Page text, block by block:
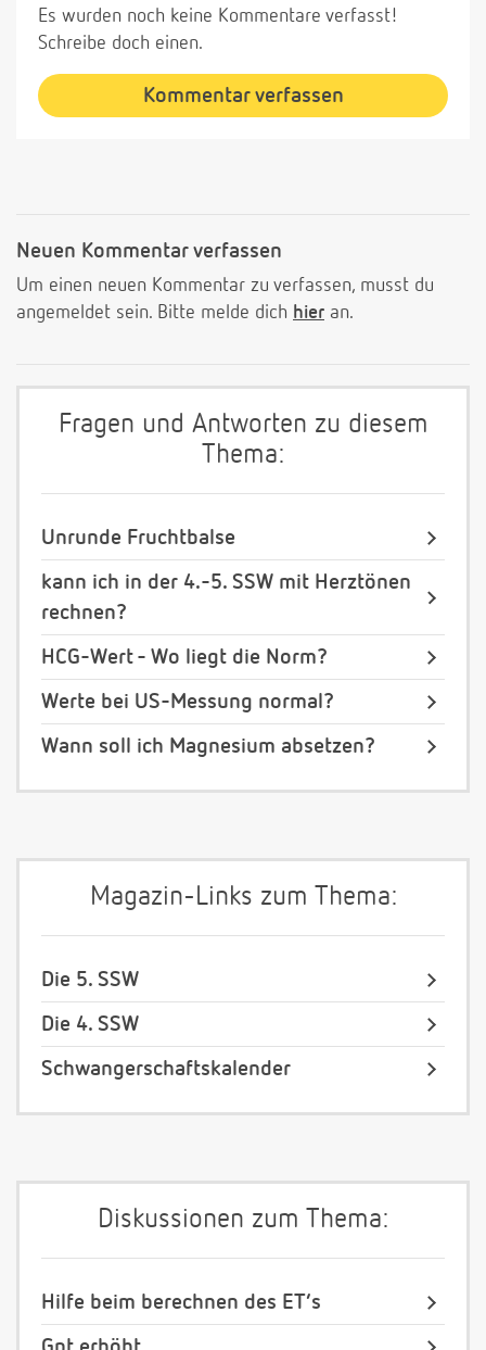
Es wurden noch keine Kommentare verfasst!
Schreibe doch einen.
Kommentar verfassen
Neuen Kommentar verfassen
Um einen neuen Kommentar zu verfassen, musst du
angemeldet sein. Bitte melde dich hier an.
Fragen und Antworten zu diesem
Thema:
Unrunde Fruchtbalse
kann ich in der 4.-5. SSW mit Herztönen
rechnen?
HCG-Wert - Wo liegt die Norm?
Werte bei US-Messung normal?
Wann soll ich Magnesium absetzen?
Magazin-Links zum Thema:
Die 5. SSW
Die 4. SSW
Schwangerschaftskalender
Diskussionen zum Thema:
Hilfe beim berechnen des ET’s